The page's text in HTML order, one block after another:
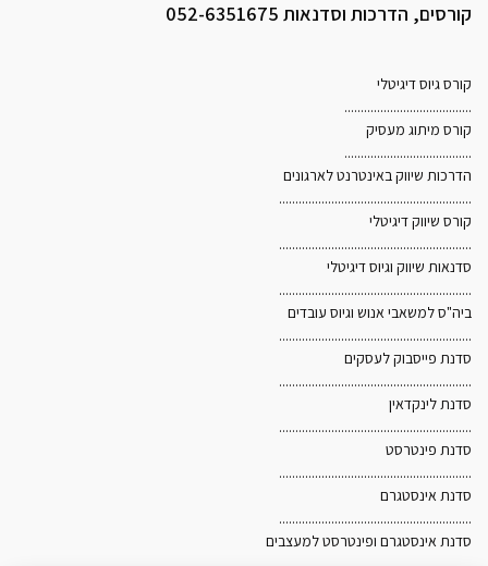
קורסים, הדרכות וסדנאות 052-6351675
קורס גיוס דיגיטלי
.......................................
קורס מיתוג מעסיק
.......................................
הדרכות שיווק באינטרנט לארגונים
...........................................................
קורס שיווק דיגיטלי
...........................................................
סדנאות שיווק וגיוס דיגיטלי
...........................................................
ביה"ס למשאבי אנוש וגיוס עובדים
...........................................................
סדנת פייסבוק לעסקים
...........................................................
סדנת לינקדאין
...........................................................
סדנת פינטרסט
...........................................................
סדנת אינסטגרם
...........................................................
סדנת אינסטגרם ופינטרסט למעצבים
חוויית הגלישה והתאמת תכנים ופרסומים. בלחיצה על "אישור"
ובהמשך השימוש באתר, אתם מסכימים לשימוש כאמור. לקריאת
מדיניות הפרטיות ומדיניות ה-Cookies